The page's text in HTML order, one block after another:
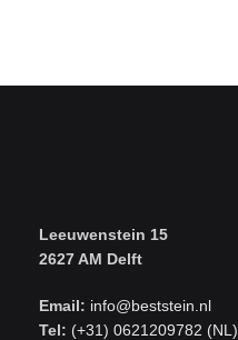
Leeuwenstein 15
2627 AM Delft
Email: info@beststein.nl
Tel: (+31) 0621209782 (NL)